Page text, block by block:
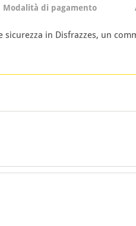
Modalità di pagamento
sicurezza in Disfrazzes, un